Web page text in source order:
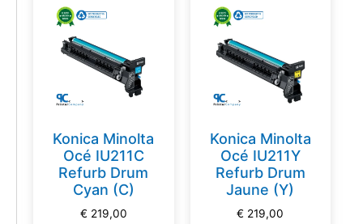
Konica Minolta
Océ IU211C
Refurb Drum
Cyan (C)
€ 219,00
Konica Minolta
Océ IU211Y
Refurb Drum
Jaune (Y)
€ 219,00